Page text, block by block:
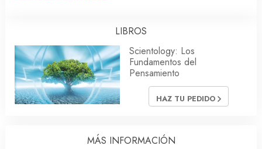
LIBROS
Scientology: Los
Fundamentos del
Pensamiento
HAZ TU PEDIDO
MÁS INFORMACIÓN